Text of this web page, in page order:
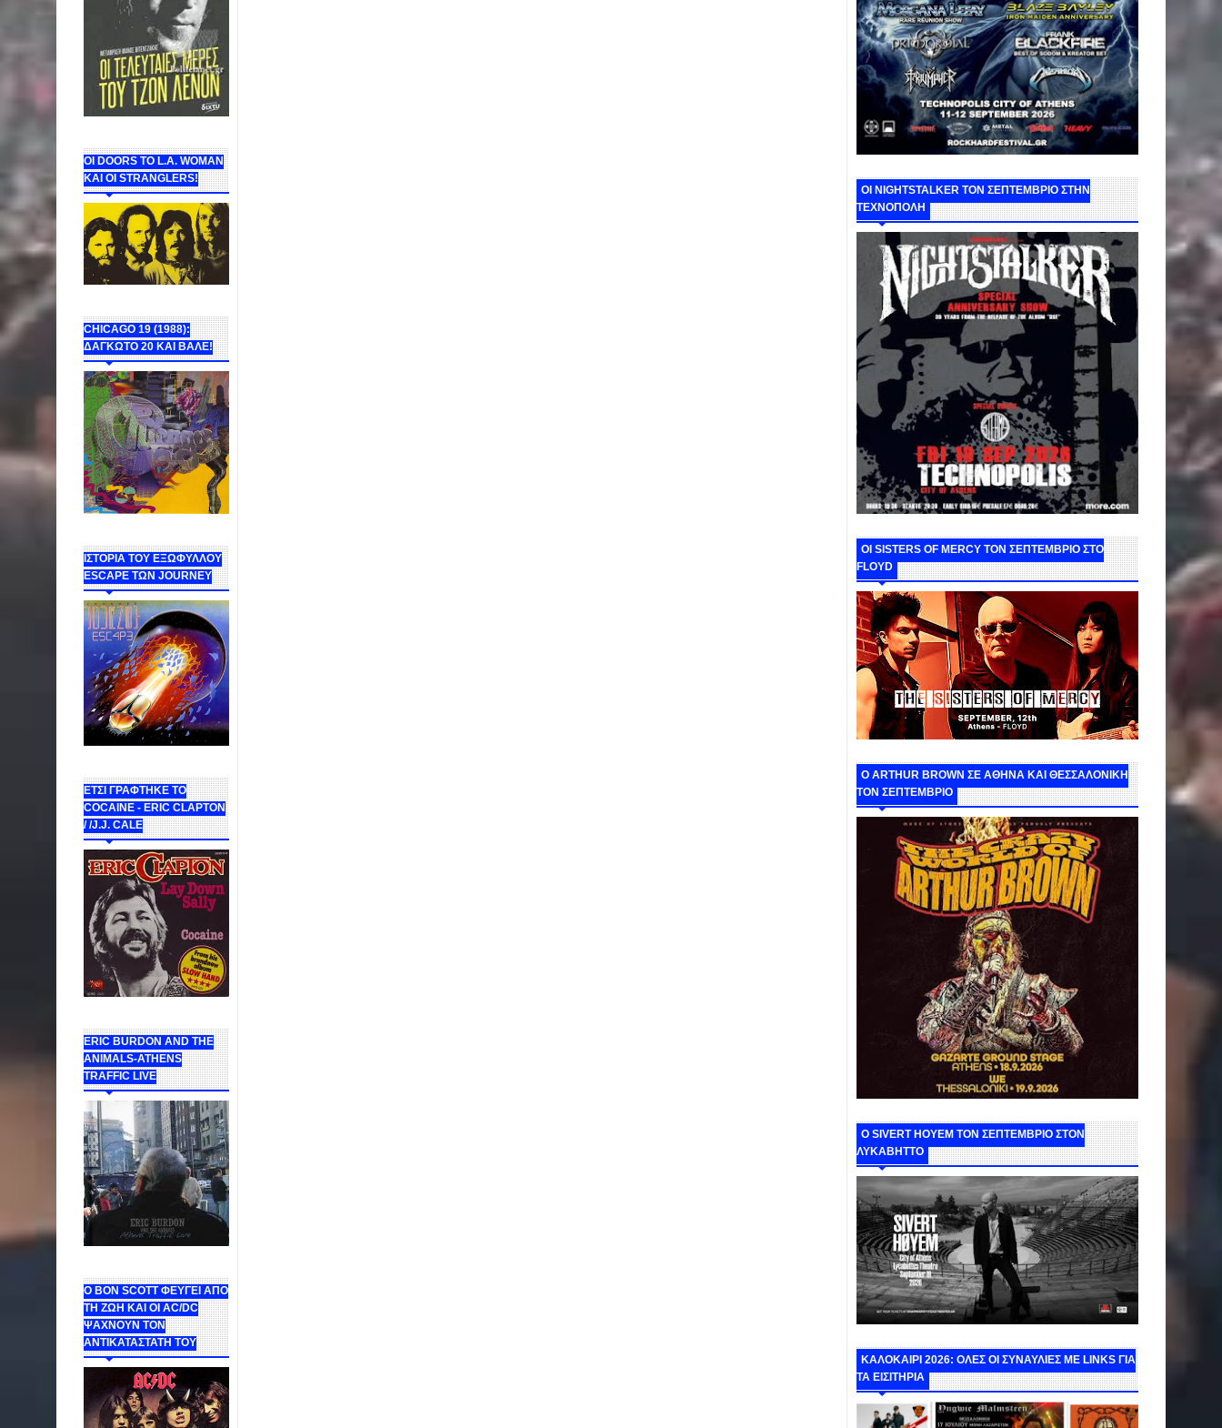
ΟΙ DOORS ΤΟ L.A. WOMAN
KAI OI STRANGLERS!
CHICAGO 19 (1988):
ΔΑΓΚΩΤΟ 20 ΚΑΙ ΒΑΛΕ!
ΙΣΤΟΡΙΑ ΤΟΥ ΕΞΩΦΥΛΛΟΥ
ESCAPE ΤΩΝ JOURNEY
ΕΤΣΙ ΓΡΑΦΤΗΚΕ ΤΟ
COCAINE - ERIC CLAPTON
/ /J.J. CALE
ERIC BURDON AND THE
ANIMALS-ATHENS
TRAFFIC LIVE
Ο BON SCOTT ΦΕΥΓΕΙ ΑΠΟ
ΤΗ ΖΩΗ ΚΑΙ ΟΙ AC/DC
ΨΑΧΝΟΥΝ ΤΟΝ
ΑΝΤΙΚΑΤΑΣΤΑΤΗ ΤΟΥ
ΟΙ NIGHTSTALKER ΤΟΝ ΣΕΠΤΕΜΒΡΙΟ ΣΤΗΝ
ΤΕΧΝΟΠΟΛΗ
ΟΙ SISTERS OF MERCY ΤΟΝ ΣΕΠΤΕΜΒΡΙΟ ΣΤΟ
FLOYD
O ARTHUR BROWN ΣΕ ΑΘΗΝΑ ΚΑΙ ΘΕΣΣΑΛΟΝΙΚΗ
ΤΟΝ ΣΕΠΤΕΜΒΡΙΟ
Ο SIVERT HOYEM ΤΟΝ ΣΕΠΤΕΜΒΡΙΟ ΣΤΟΝ
ΛΥΚΑΒΗΤΤΟ
ΚΑΛΟΚΑΙΡΙ 2026: ΟΛΕΣ ΟΙ ΣΥΝΑΥΛΙΕΣ ΜΕ LINKS ΓΙΑ
ΤΑ ΕΙΣΙΤΗΡΙΑ